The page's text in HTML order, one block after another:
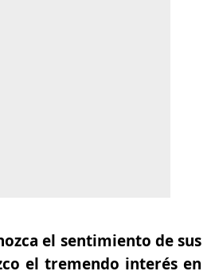
el sentimiento de sus
el tremendo interés en